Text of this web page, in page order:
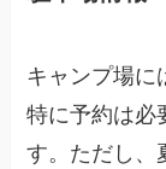
キャンプ場に
特に予約は必
す。ただし、